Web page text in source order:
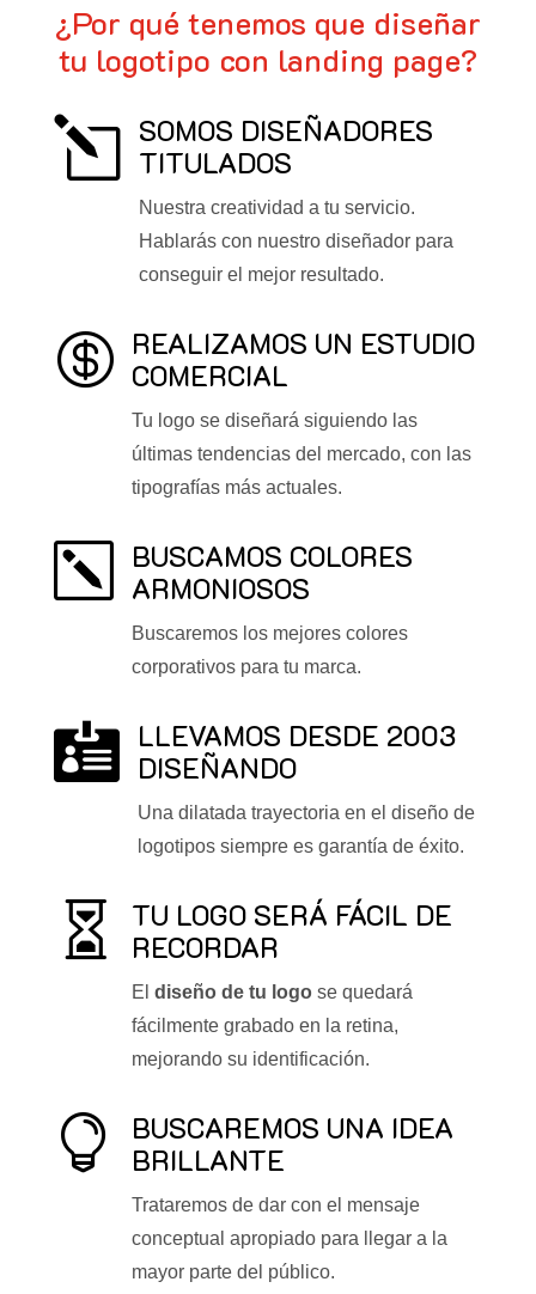
¿Por qué tenemos que diseñar
tu logotipo con landing page?
l SOMOS DISEÑADORES
TITULADOS
Nuestra creatividad a tu servicio.
Hablarás con nuestro diseñador para
conseguir el mejor resultado.
 REALIZAMOS UN ESTUDIO
COMERCIAL
Tu logo se diseñará siguiendo las
últimas tendencias del mercado, con las
tipografías más actuales.
k
BUSCAMOS COLORES
ARMONIOSOS
Buscaremos los mejores colores
corporativos para tu marca.
 LLEVAMOS DESDE 2003
DISEÑANDO
Una dilatada trayectoria en el diseño de
logotipos siempre es garantía de éxito.

TU LOGO SERÁ FÁCIL DE
RECORDAR
El diseño de tu logose quedará
fácilmente grabado en la retina,
mejorando su identificación.

BUSCAREMOS UNA IDEA
BRILLANTE
Trataremos de dar con el mensaje
conceptual apropiado para llegar a la
mayor parte del público.